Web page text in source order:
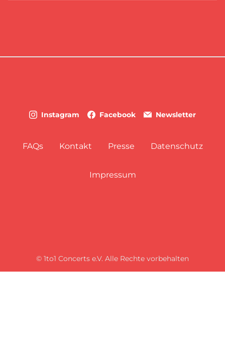
Instagram Facebook Newsletter
FAQs Kontakt Presse Datenschutz
Impressum
© 1to1 Concerts e.V. Alle Rechte vorbehalten